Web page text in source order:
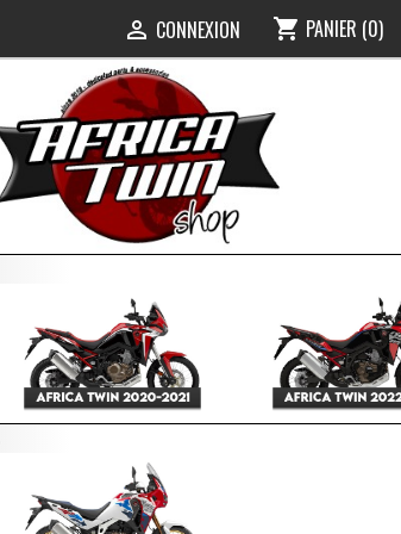
 CONNEXION shopping_cart PANIER (0)